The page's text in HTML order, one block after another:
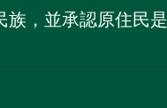
，並承認原住民